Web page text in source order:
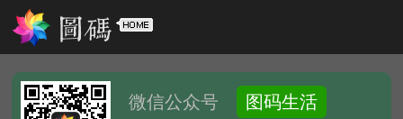
微信公众号 图码生活